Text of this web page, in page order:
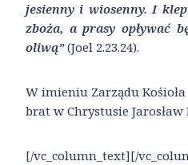
jesienny i wiosenny. I
zboża, a prasy opływać
oliwą”(Joel 2.23.24).
W imieniu Zarządu Kośioła
brat w Chrystusie
[/vc_column_text][/